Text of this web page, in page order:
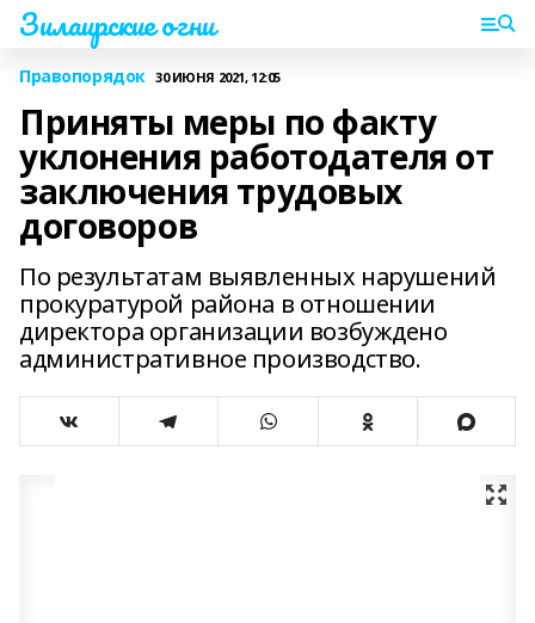
Зилаирские огни
Правопорядок 30 ИЮНЯ 2021, 12:05
Приняты меры по факту
уклонения работодателя от
заключения трудовых
договоров
По результатам выявленных нарушений
прокуратурой района в отношении
директора организации возбуждено
административное производство.